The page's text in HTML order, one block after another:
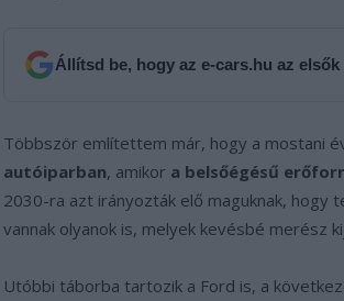
Állítsd be, hogy az e-cars.hu az
Többször említettem már, hogy a mostani
autóiparban, amikor a belsőégésű
2030-ra azt irányozták elő maguknak, hogy
vannak olyanok is, melyek kevésbé merész
Utóbbi táborba tartozik a Ford is, a